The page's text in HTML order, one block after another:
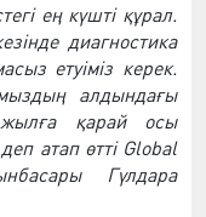
ең күшті құрал.
диагностика
етуіміз керек.
алдындағы
қарай осы
атап өтті Global
Гүлдара